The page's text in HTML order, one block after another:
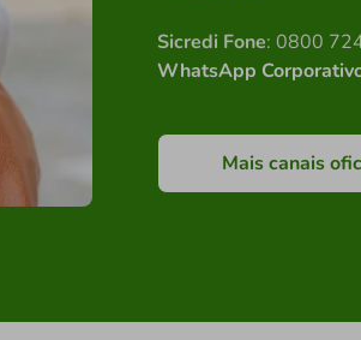
Sicredi Fone: 0800
WhatsApp
Mais canais